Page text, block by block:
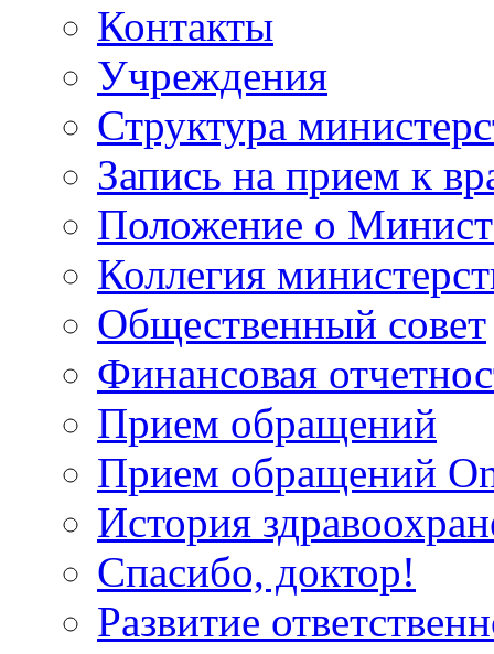
Контакты
Учреждения
Структура
Запись на прием к
Положение о
Коллегия
Общественный совет
Финансовая
Прием обращений
Прием обращений
История
Спасибо, доктор!
Развитие